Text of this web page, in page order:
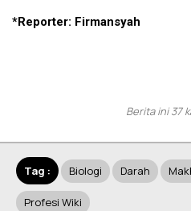
*Reporter: Firmansyah
Berita ini 37
Tag : Biologi Darah
Profesi Wiki